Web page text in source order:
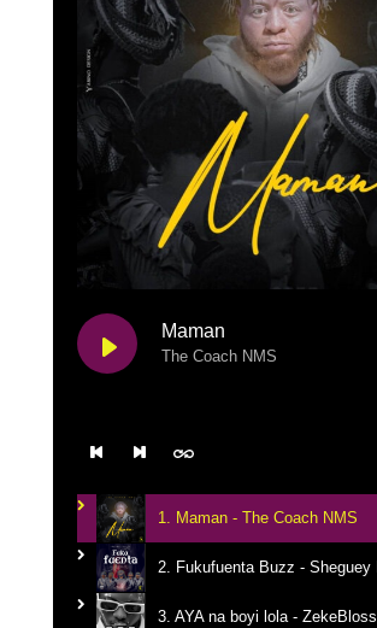
Maman
The Coach NMS
1. Maman - The Coach NMS
3. AYA na boyi lola - ZekeBloss